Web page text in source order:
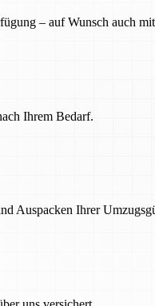
– auf Wunsch auch
Ihrem Bedarf.
Auspacken Ihrer